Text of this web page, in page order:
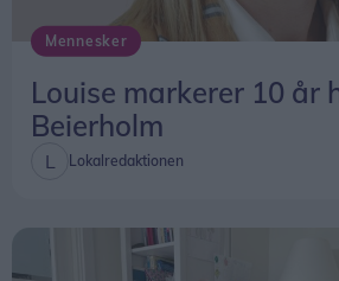
Mennesker
Louise markerer 10 år
Beierholm
Lokalredaktionen